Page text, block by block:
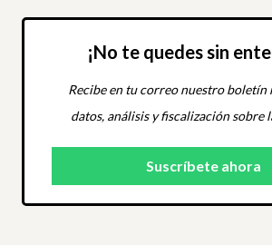
¡No te quedes sin
Recibe en tu correo nuestro boletín
datos, análisis y fiscalización sobre